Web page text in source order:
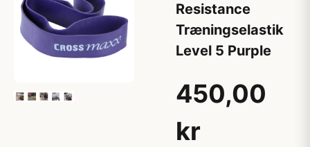
Resistance
Træningselastik
Level 5 Purple
450,00
kr